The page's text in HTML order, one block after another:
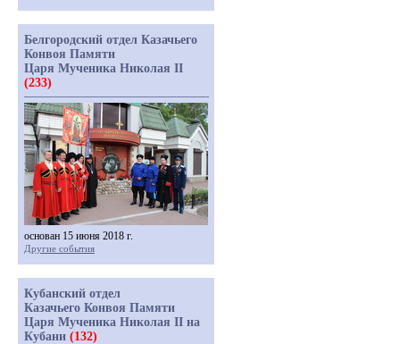
Белгородский отдел Казачьего
Конвоя Памяти
Царя Мученика Николая II
(233)
основан 15 июня 2018 г.
Другие события
Кубанский отдел
Казачьего Конвоя Памяти
Царя Мученика Николая II на
Кубани (132)